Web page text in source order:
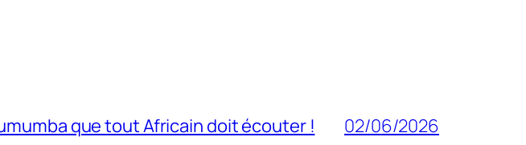
que tout Africain doit écouter ! 02/06/2026